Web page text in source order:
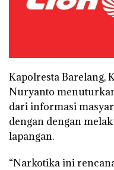
Kapolresta Barelang,
Nuryanto
dari informasi
dengan dengan
lapangan.
“Narkotika ini